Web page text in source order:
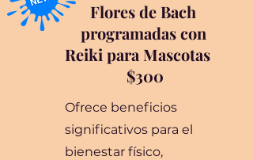
Flores de Bach
programadas con
Reiki para Mascotas
$300
Ofrece beneficios
significativos para el
bienestar físico,